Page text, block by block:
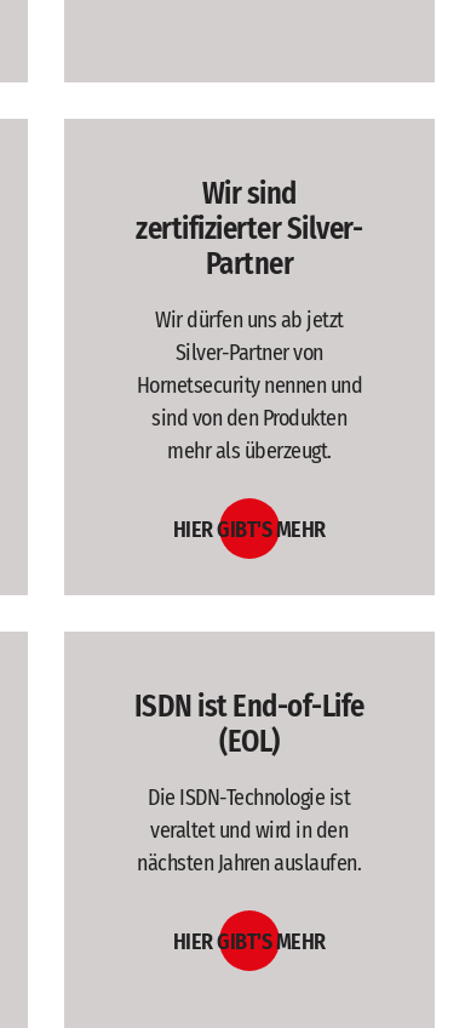
Wir sind
zertifizierter Silver-
Partner
Wir dürfen uns ab jetzt
Silver-Partner von
Hornetsecurity nennen und
sind von den Produkten
mehr als überzeugt.
HIER GIBT'S MEHR
ISDN ist End-of-Life
(EOL)
Die ISDN-Technologie ist
veraltet und wird in den
nächsten Jahren auslaufen.
HIER GIBT'S MEHR